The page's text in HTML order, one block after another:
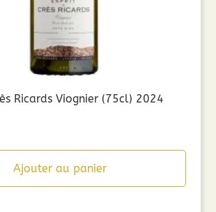
Ricards Viognier (75cl) 2024
Ajouter au panier